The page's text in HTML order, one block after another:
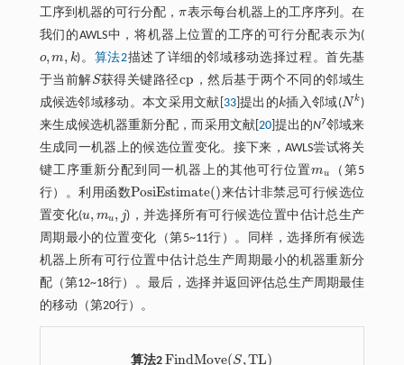
工序到机器的可行分配，π
π表示每台机器上的工序序列。在
我们的AWLS中，将机器上位置的工序的可行分配表示为(
o,m, k
o,m,k )。 算法2描述了详细的邻域移动选择过程。首先基
于当前解S
S 获得关键路径cp
cp
，然后基于两个不同的邻域生
成候选邻域移动。本文采用文献[ 33]提出的k
k插入邻域(N k
Nk )
来生成候选机器重新分配，而采用文献[ 20]提出的N7邻域来
生成同一机器上的候选位置变化。接下来，AWLS尝试将关
键工序重新分配到同一机器上的其他可行位置mu
mu
（第5
行）。利用函数PosiEstimate()
PosiEstmate()
来估计非禁忌可行候选位
置变化(u, mu , j
u,mu,j
)，并选择所有可行候选位置中估计总生产
周期最小的位置变化（第5~11行）。同样，选择所有候选
机器上所有可行位置中估计总生产周期最小的机器重新分
配（第12~18行）。最后，选择并返回评估总生产周期最佳
的移动（第20行）。
算法2FindMove(S,TL)